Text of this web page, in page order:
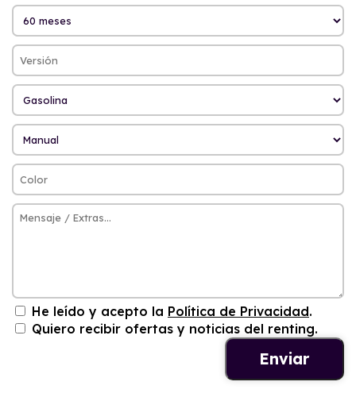
He leído y acepto la Política de Privacidad.
Quiero recibir ofertas y noticias del renting.